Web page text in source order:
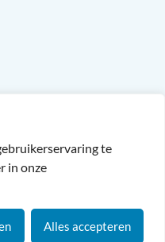
te
in onze
Alles accepteren